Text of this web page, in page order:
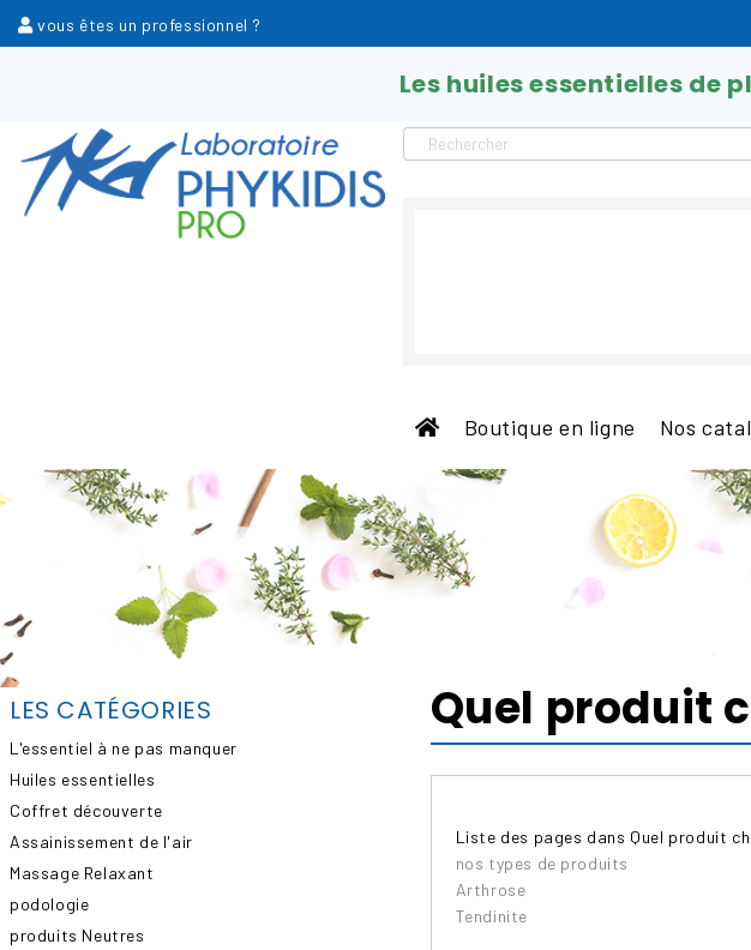
vous êtes un professionnel ?
Les huiles essentielles de
Boutique en ligne Nos
LES CATÉGORIES
L'essentiel à ne pas manquer
Huiles essentielles
Coffret découverte
Assainissement de l'air
Massage Relaxant
podologie
produits Neutres
Quel produit
Liste des pages dans Quel produit
nos types de produits
Arthrose
Tendinite